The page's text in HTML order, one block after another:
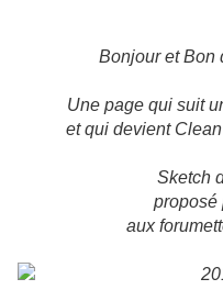
Bonjour et Bon
Une page qui suit
et qui devient
Sketch
proposé
aux